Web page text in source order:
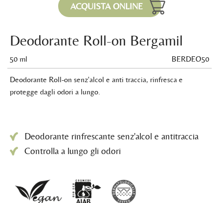
ACQUISTA ONLINE
Deodorante Roll-on Bergamil
50 ml BERDEO50
Deodorante Roll-on senz'alcol e anti traccia, rinfresca e
protegge dagli odori a lungo.
Deodorante rinfrescante senz'alcol e antitraccia
Controlla a lungo gli odori